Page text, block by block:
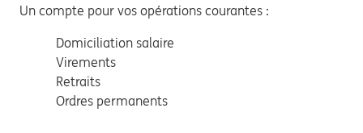
Un compte pour vos opérations courantes :
Domiciliation salaire
Virements
Retraits
Ordres permanents